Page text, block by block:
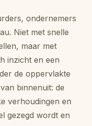
ondernemers
Niet met snelle
maar met
inzicht en een
de oppervlakte
binnenuit: de
verhoudingen en
gezegd wordt en